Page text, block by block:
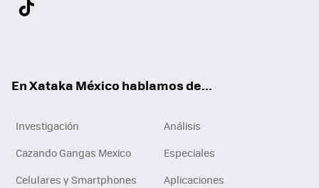
En Xataka México hablamos de...
Investigación
Análisis
Cazando Gangas Mexico
Especiales
Celulares y Smartphones
Aplicaciones